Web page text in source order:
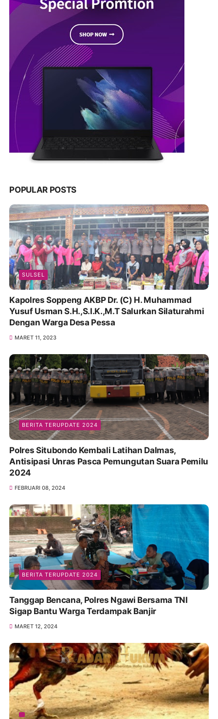
POPULAR POSTS
SULSEL
Kapolres Soppeng AKBP Dr. (C) H. Muhammad
Yusuf Usman S.H.,S.I.K.,M.T Salurkan Silaturahmi
Dengan Warga Desa Pessa
MARET 11, 2023
BERITA TERUPDATE 2024
Polres Situbondo Kembali Latihan Dalmas,
Antisipasi Unras Pasca Pemungutan Suara Pemilu
2024
FEBRUARI 08, 2024
BERITA TERUPDATE 2024
Tanggap Bencana, Polres Ngawi Bersama TNI
Sigap Bantu Warga Terdampak Banjir
MARET 12, 2024